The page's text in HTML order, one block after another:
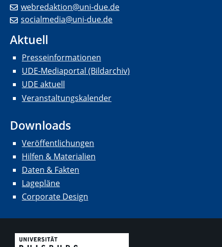
webredaktion@uni-due.de
socialmedia@uni-due.de
Aktuell
Presseinformationen
UDE-Mediaportal (Bildarchiv)
UDE aktuell
Veranstaltungskalender
Downloads
Veröffentlichungen
Hilfen & Materialien
Daten & Fakten
Lagepläne
Corporate Design